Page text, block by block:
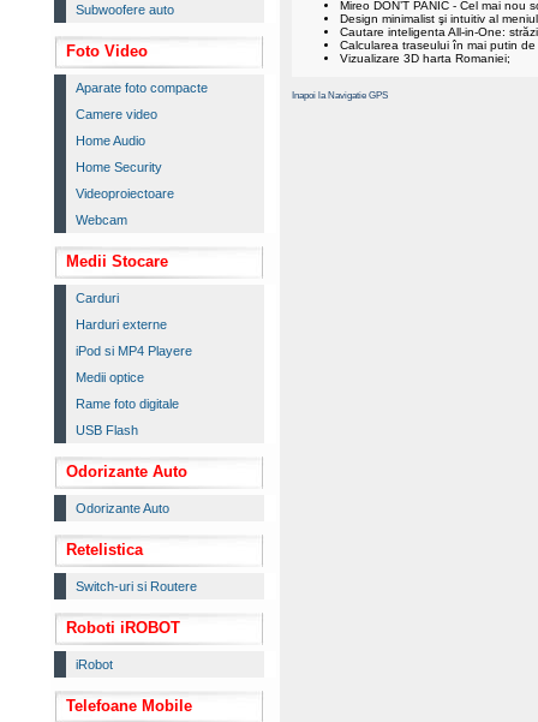
Subwoofere auto
Foto Video
Aparate foto compacte
Camere video
Home Audio
Home Security
Videoproiectoare
Webcam
Medii Stocare
Carduri
Harduri externe
iPod si MP4 Playere
Medii optice
Rame foto digitale
USB Flash
Odorizante Auto
Odorizante Auto
Retelistica
Switch-uri si Routere
Roboti iROBOT
iRobot
Telefoane Mobile
Mireo DON’T PANIC - Cel mai nou
Design minimalist şi intuitiv al
Cautare inteligenta All-in-One:
Calcularea traseului în mai putin
Vizualizare 3D harta Romaniei;
Inapoi la Navigatie GPS